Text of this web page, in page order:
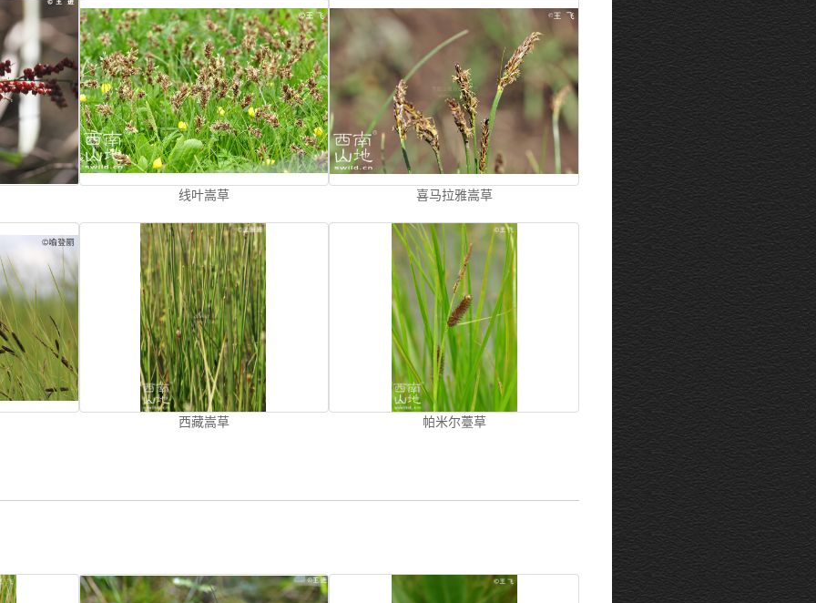
线叶嵩草 喜马拉雅嵩草
西藏嵩草 帕米尔薹草